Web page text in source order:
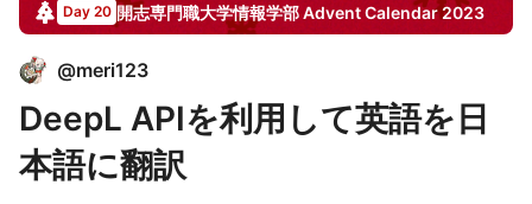
Day 20 開志専門職大学情報学部Advent Calendar 2023
@meri123
DeepL APIを利用して英語を日
本語に翻訳